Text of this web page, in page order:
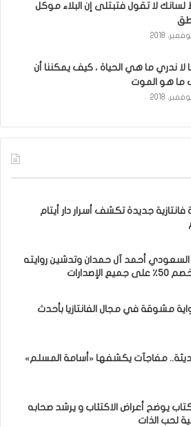
لسانك لا تقول فتبتلى إن البلاء موكل
لا ندري ما هي الحياة ، كيف يمكننا أن
ما هو الموت
فانتازية جديدة تكشف أسرار دار أيتام
أحمد آل حمدان وتدشين روايته
مشوقة في مجال الفانتازيا بأحدث
حديثة.. مفاجآت يكشفها «أسامة المسلم»
يوضح أعراض الاكتئاب و يرشد صحابه
لحب الذات